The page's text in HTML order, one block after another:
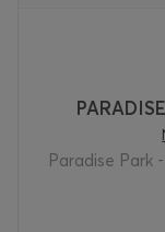
Paradise Park